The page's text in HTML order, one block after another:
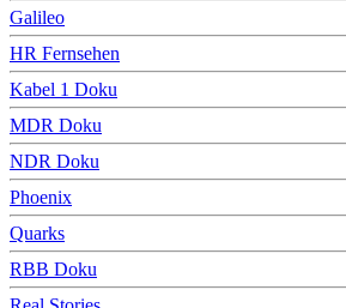
Galileo
HR Fernsehen
Kabel 1 Doku
MDR Doku
NDR Doku
Phoenix
Quarks
RBB Doku